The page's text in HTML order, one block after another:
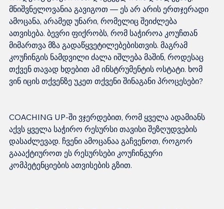
მნიშვნელოვანია გავიგოთ — ეს არ არის ერთჯერადი
ამოცანა, არამედ უნარი, რომელიც შეიძლება
ათვისება. ბევრი ფიქრობს, რომ საჭიროა კოუჩთან
მიმართვა მზა გადაწყვეტილებებისთვის. მაგრამ
კოუჩინგის ნამდვილი ძალა იშლება მაშინ, როდესაც
თქვენ თავად ხდებით ამ ინსტრუმენტის ოსტატი. ხომ
COACHING UP-ში ვჯერდებით, რომ ყველა ადამიანს
აქვს ყველა საჭირო რესურსი თავისი შეზღუდვების
დასაძლევად. ჩვენი ამოცანაა გაჩვენოთ, როგორ
გაააქტიუროთ ეს რესურსები კოუჩინგური